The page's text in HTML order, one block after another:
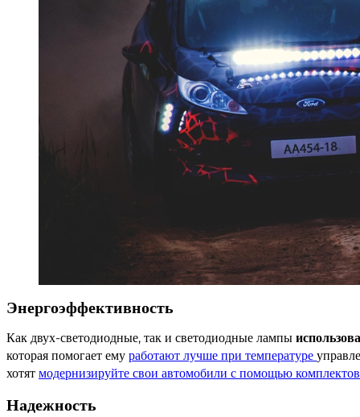
Энергоэффективность
Как двух-светодиодные, так и светодиодные лампы
которая помогает ему работают лучше при температуре
хотят модернизируйте свои автомобили с помощью
Надежность